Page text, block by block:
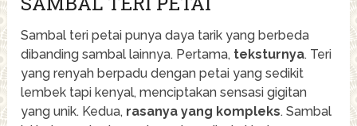
Sambal teri petai punya daya tarik yang berbeda
dibanding sambal lainnya. Pertama, teksturnya. Teri
yang renyah berpadu dengan petai yang sedikit
lembek tapi kenyal, menciptakan sensasi gigitan
yang unik. Kedua, rasanya yang kompleks. Sambal